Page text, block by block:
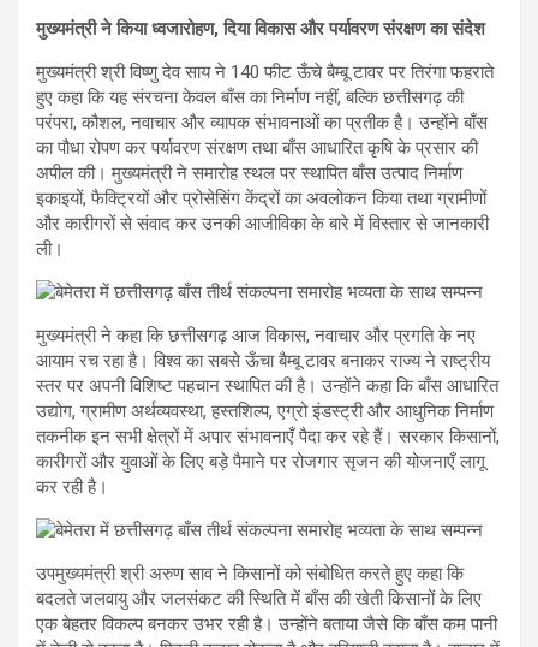
मुख्यमंत्री ने किया ध्वजारोहण, दिया विकास और पर्यावरण संरक्षण का संदेश
मुख्यमंत्री श्री विष्णु देव साय ने 140 फीट ऊँचे बैम्बू टावर पर तिरंगा फहराते
हुए कहा कि यह संरचना केवल बाँस का निर्माण नहीं, बल्कि छत्तीसगढ़ की
परंपरा, कौशल, नवाचार और व्यापक संभावनाओं का प्रतीक है। उन्होंने बाँस
का पौधा रोपण कर पर्यावरण संरक्षण तथा बाँस आधारित कृषि के प्रसार की
अपील की। मुख्यमंत्री ने समारोह स्थल पर स्थापित बाँस उत्पाद निर्माण
इकाइयों, फैक्ट्रियों और प्रोसेसिंग केंद्रों का अवलोकन किया तथा ग्रामीणों
और कारीगरों से संवाद कर उनकी आजीविका के बारे में विस्तार से जानकारी
ली।
मुख्यमंत्री ने कहा कि छत्तीसगढ़ आज विकास, नवाचार और प्रगति के नए
आयाम रच रहा है। विश्व का सबसे ऊँचा बैम्बू टावर बनाकर राज्य ने राष्ट्रीय
स्तर पर अपनी विशिष्ट पहचान स्थापित की है। उन्होंने कहा कि बाँस आधारित
उद्योग, ग्रामीण अर्थव्यवस्था, हस्तशिल्प, एग्रो इंडस्ट्री और आधुनिक निर्माण
तकनीक इन सभी क्षेत्रों में अपार संभावनाएँ पैदा कर रहे हैं। सरकार किसानों,
कारीगरों और युवाओं के लिए बड़े पैमाने पर रोजगार सृजन की योजनाएँ लागू
कर रही है।
उपमुख्यमंत्री श्री अरुण साव ने किसानों को संबोधित करते हुए कहा कि
बदलते जलवायु और जलसंकट की स्थिति में बाँस की खेती किसानों के लिए
एक बेहतर विकल्प बनकर उभर रही है। उन्होंने बताया जैसे कि बाँस कम पानी